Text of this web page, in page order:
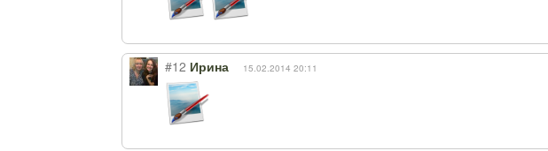
#12 Ирина 15.02.2014 20:11